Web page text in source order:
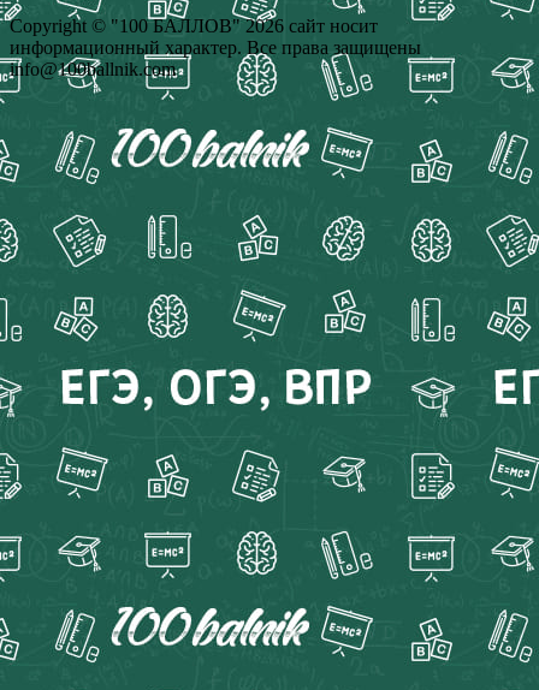
Copyright © "100 БАЛЛОВ" 2026 сайт носит
информационный характер. Все права защищены
info@100ballnik.com